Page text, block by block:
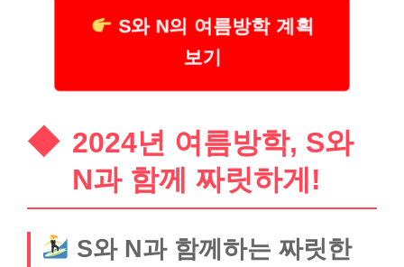
S와 N의 여름방학 계획
보기
2024년 여름방학, S와
N과 함께 짜릿하게!
S와 N과 함께하는 짜릿한